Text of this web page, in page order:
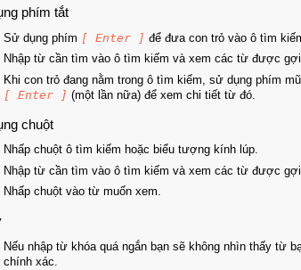
phím tắt
Sử dụng phím [ Enter ] để đưa con trỏ vào ô tìm
Nhập từ cần tìm vào ô tìm kiếm và xem các từ được
Khi con trỏ đang nằm trong ô tìm kiếm, sử dụng phím
[ Enter ] (một lần nữa) để xem chi tiết từ đó.
chuột
Nhấp chuột ô tìm kiếm hoặc biểu tượng kính lúp.
Nhập từ cần tìm vào ô tìm kiếm và xem các từ được
Nhấp chuột vào từ muốn xem.
Nếu nhập từ khóa quá ngắn bạn sẽ không nhìn thấy từ
chính xác.